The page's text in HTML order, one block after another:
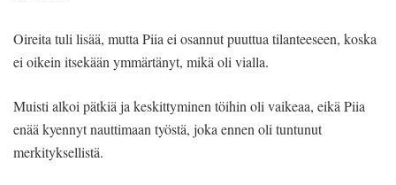
Oireita tuli lisää, mutta Piia ei osannut puuttua tilanteeseen, koska
ei oikein itsekään ymmärtänyt, mikä oli vialla.
Muisti alkoi pätkiä ja keskittyminen töihin oli vaikeaa, eikä Piia
enää kyennyt nauttimaan työstä, joka ennen oli tuntunut
merkityksellistä.